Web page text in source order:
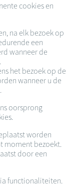
cookies en
na elk bezoek op
een
wanneer de
het bezoek op de
wanneer u de
oorsprong
worden
moment bezoekt.
door een
functionaliteiten.